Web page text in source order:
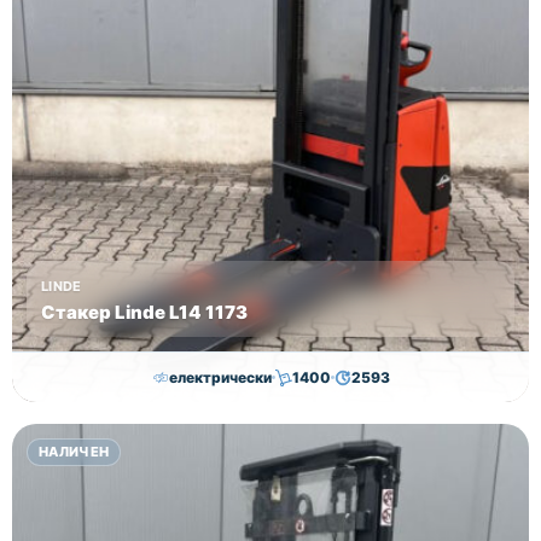
LINDE
Стакер Linde L14 1173
електрически 1400 2593
7,000.00€6,500.00€
Височина Състояние
втора употреба
НАЛИЧЕН